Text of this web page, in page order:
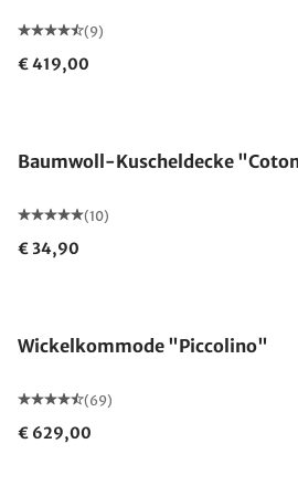
(9)
€ 419,00
Baumwoll-Kuscheldecke
(10)
€ 34,90
Wickelkommode "Piccolino"
(69)
€ 629,00